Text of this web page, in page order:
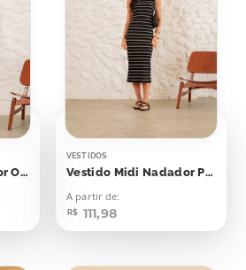
Vestido Midi Nadador Off Listras Pretas
VESTIDOS
Vestido Midi Nadador Preto Listras Off
A partir de:
R$ 111,98